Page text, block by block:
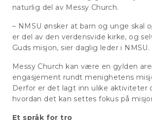
naturlig del av Messy Church.
– NMSU ønsker at barn og unge skal
er del av den verdensvide kirke, og
Guds misjon, sier daglig leder i NMSU.
Messy Church kan være en gylden
engasjement rundt menighetens
Derfor er det lagt inn ulike aktiviteter
hvordan det kan settes fokus på
Et språk for tro